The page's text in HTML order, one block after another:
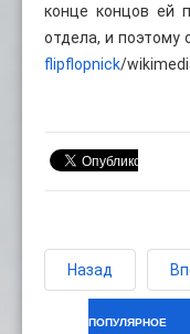
конце концов ей
отдела, и
flipflopnick/
Назад
ПОПУЛЯРНОЕ